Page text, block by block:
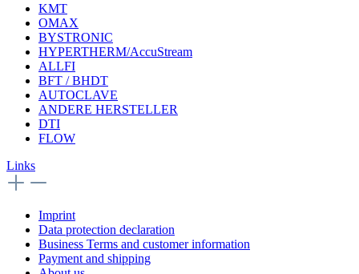
KMT
OMAX
BYSTRONIC
HYPERTHERM/AccuStream
ALLFI
BFT / BHDT
AUTOCLAVE
ANDERE HERSTELLER
DTI
FLOW
Links
Imprint
Data protection declaration
Business Terms and customer information
Payment and shipping